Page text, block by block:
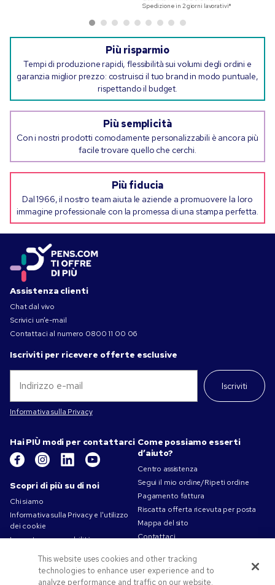
Spedizione in 2 giorni lavorativi*
Più risparmio
Tempi di produzione rapidi, flessibilità sui volumi degli ordini e
garanzia miglior prezzo: costruisci il tuo brand in modo puntuale,
rispettando il budget.
Più semplicità
Con i nostri prodotti comodamente personalizzabili è ancora più
facile trovare quello che cerchi.
Più fiducia
Dal 1966, il nostro team aiuta le aziende a promuovere la loro
immagine professionale con la promessa di una stampa perfetta.
Assistenza clienti
Chat dal vivo
Scrivici un’e-mail
Contattaci al numero 0800 11 00 06
Iscriviti per ricevere offerte esclusive
Iscriviti
Informativa sulla Privacy
Hai PIÙ modi per contattarci
Scopri di più su di noi
Chi siamo
Informativa sulla Privacy e l'utilizzo
dei cookie
La nostra responsabilità
Termini d'uso
Condizioni di vendita
Lavorare in Pens.com
Come possiamo esserti
d’aiuto?
Centro assistenza
Segui il mio ordine/Ripeti ordine
Pagamento fattura
Riscatta offerta ricevuta per posta
Mappa del sito
Contattaci
This website uses cookies and other tracking
technologies to enhance user experience and to
analyze performance and traffic on our website.